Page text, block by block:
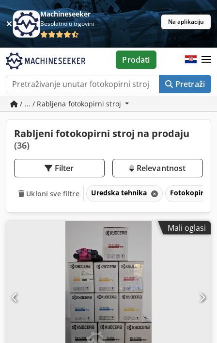
Machineseeker
Besplatno u trgovini Na aplikaciju
Pretraži
Prodati
/ ... / Rabljena fotokopirni stroj
Rabljeni fotokopirni stroj na prodaju
(36)
Filter Relevantnost
Ukloni sve filtre Uredska tehnika Fotokopirni
Mali oglasi